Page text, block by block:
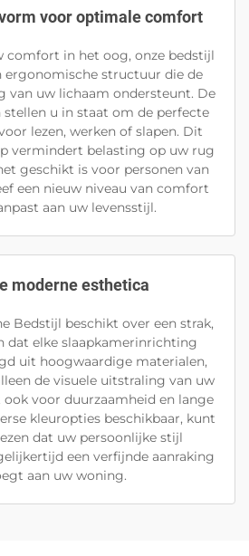
voor optimale comfort
comfort in het oog, onze bedstijl
ergonomische structuur die de
van uw lichaam ondersteunt. De
stellen u in staat om de perfecte
lezen, werken of slapen. Dit
vermindert belasting op uw rug
geschikt is voor personen van
een nieuw niveau van comfort
aan uw levensstijl.
moderne esthetica
Bedstijl beschikt over een strak,
dat elke slaapkamerinrichting
uit hoogwaardige materialen,
de visuele uitstraling van uw
voor duurzaamheid en lange
kleuropties beschikbaar, kunt
dat uw persoonlijke stijl
een verfijnde aanraking
aan uw woning.